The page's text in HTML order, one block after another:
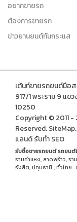
อยากขายรถ
ต้องการขายรถ
ข่าวยานยนต์ทันกระแส
เต้นท์ขายรถยนต์มือ
917/1 พระราม 9 แข
10250
Copyright © 2011 -
Reserved.
แลนด์รับทำ SEO
รับซื้อขายรถยนต์รถยน
รามคำแหง, ลาดพร้าว, ร
รังสิต, ปทุมธานี , ทั่วไทย .